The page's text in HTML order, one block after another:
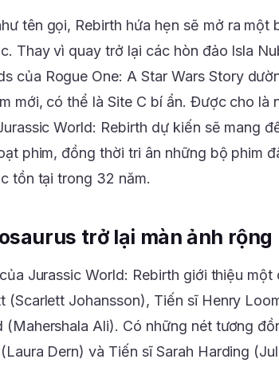
tên gọi, Rebirth hứa hẹn sẽ mở ra một
Thay vì quay trở lại các hòn đảo Isla
của Rogue One: A Star Wars Story
mới, có thể là Site C bí ẩn. Được cho là
World: Rebirth dự kiến sẽ mang
phim, đồng thời tri ân những bộ phim
tồn tại trong 32 năm.
trở lại màn ảnh rộng
Jurassic World: Rebirth giới thiệu
(Scarlett Johansson), Tiến sĩ Henry
(Mahershala Ali). Có những nét tương
Dern) và Tiến sĩ Sarah Harding